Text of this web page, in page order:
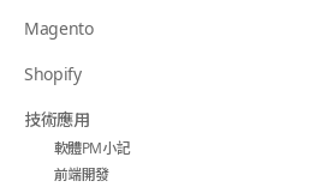
Magento
Shopify
技術應用
軟體PM小記
前端開發